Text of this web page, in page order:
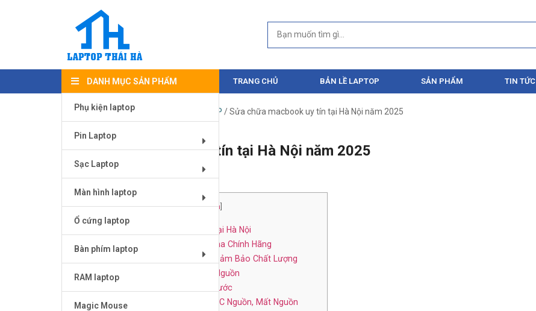
DANH MỤC SẢN PHẨM
Phụ kiện laptop
Pin Laptop
Sạc Laptop
Màn hình laptop
Ổ cứng laptop
Bàn phím laptop
RAM laptop
Magic Mouse
TRANG CHỦ BẢN LỀ LAPTOP SẢN PHẨM TIN TỨC
Trang chủ/DỊCH VỤ SỬA CHỮA LAPTOP / Sửa chữa macbook uy tín tại Hà Nội năm 2025
Sửa chữa macbook uy tín tại Hà Nội năm 2025
Tháng Tư 12, 2025
Mục Lục [Ẩn
Dịch vụ sửa chữa macbook uy tín tại Hà Nội
1.1 Thay Màn Hình MacBook Retina Chính Hãng
Thay Pin MacBook An Toàn, Đảm Bảo Chất Lượng
1.3Sửa MacBook Lỗi Không Lên Nguồn
Khắc Phục MacBook Bị Vào Nước
1.5Sửa MacBook Lỗi Mainboard, IC Nguồn, Mất Nguồn